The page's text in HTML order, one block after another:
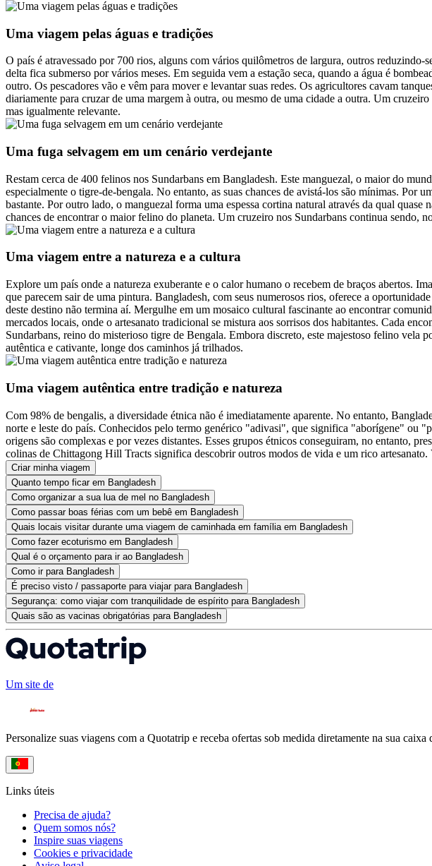
Uma viagem pelas águas e tradições
O país é atravessado por 700 rios, alguns com vários quilômetros de largura, outros
delta fica submerso por vários meses. Em seguida vem a estação seca, quando a água é
outro. Os pescadores vão e vêm para mover e levantar suas redes. Os agricultores cavam
diariamente para cruzar de uma margem à outra, ou mesmo de uma cidade a outra. Um
mas igualmente relevante.
Uma fuga selvagem em um cenário verdejante
Restam cerca de 400 felinos nos Sundarbans em Bangladesh. Este manguezal, o maior do
especialmente o tigre-de-bengala. No entanto, as suas chances de avistá-los são mínimas.
bastante. Por outro lado, o manguezal forma uma espessa cortina natural através da qual
chances de encontrar o maior felino do planeta. Um cruzeiro nos Sundarbans continua sendo,
Uma viagem entre a natureza e a cultura
Explore um país onde a natureza exuberante e o calor humano o recebem de braços abertos.
que parecem sair de uma pintura. Bangladesh, com seus numerosos rios, oferece a
deste destino não termina aí. Mergulhe em um mosaico cultural fascinante ao encontrar
mercados locais, onde o artesanato tradicional se mistura aos sorrisos dos habitantes. Cada
Sundarbans, reino do misterioso tigre de Bengala. Embora discreto, este majestoso felino
autêntica e cativante, longe dos caminhos já trilhados.
Uma viagem autêntica entre tradição e natureza
Com 98% de bengalis, a diversidade étnica não é imediatamente aparente. No entanto,
norte e leste do país. Conhecidos pelo termo genérico "adivasi", que significa "aborígene" ou
origens são complexas e por vezes distantes. Esses grupos étnicos conseguiram, no entanto,
colinas de Chittagong Hill Tracts significa descobrir outros modos de vida e um rico
Criar minha viagem
Quanto tempo ficar em Bangladesh
Como organizar a sua lua de mel no Bangladesh
Como passar boas férias com um bebê em Bangladesh
Quais locais visitar durante uma viagem de caminhada em família em Bangladesh
Como fazer ecoturismo em Bangladesh
Qual é o orçamento para ir ao Bangladesh
Como ir para Bangladesh
É preciso visto / passaporte para viajar para Bangladesh
Segurança: como viajar com tranquilidade de espírito para Bangladesh
Quais são as vacinas obrigatórias para Bangladesh
Um site de
Personalize suas viagens com a Quotatrip e receba ofertas sob medida diretamente na sua caixa
Links úteis
Precisa de ajuda?
Quem somos nós?
Inspire suas viagens
Cookies e privacidade